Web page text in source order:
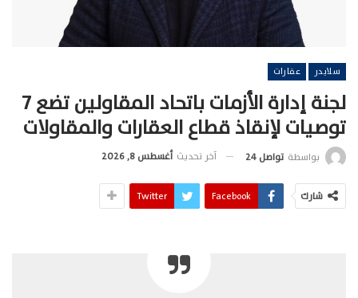
سلايدر عقارات
لجنة إدارة الأزمات باتحاد المقاولين تضع 7
توصيات لإنقاذ قطاع العقارات والمقاولات
بواسطة تواصل 24 آخر تحديث أغسطس 8, 2026
شارك Facebook
Twitter